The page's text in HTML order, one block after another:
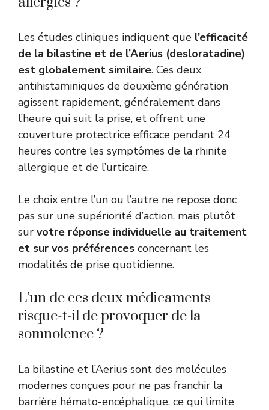
Les études cliniques indiquent que l’efficacité
de la bilastine et de l’Aerius (desloratadine)
est globalement similaire. Ces deux
antihistaminiques de deuxième génération
agissent rapidement, généralement dans
l’heure qui suit la prise, et offrent une
couverture protectrice efficace pendant 24
heures contre les symptômes de la rhinite
allergique et de l’urticaire.
Le choix entre l’un ou l’autre ne repose donc
pas sur une supériorité d’action, mais plutôt
sur votre réponse individuelle au traitement
et sur vos préférences concernant les
modalités de prise quotidienne.
L’un de ces deux médicaments
risque-t-il de provoquer de la
somnolence ?
La bilastine et l’Aerius sont des molécules
modernes conçues pour ne pas franchir la
barrière hémato-encéphalique, ce qui limite